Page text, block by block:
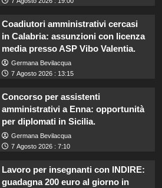
Coadiutori amministrativi cercasi
in Calabria: assunzioni con licenza
media presso ASP Vibo Valentia.
Germana Bevilacqua
7 Agosto 2026 : 13:15
Concorso per assistenti
amministrativi a Enna: opportunità
per diplomati in Sicilia.
Germana Bevilacqua
7 Agosto 2026 : 7:10
Lavoro per insegnanti con INDIRE:
guadagna 200 euro al giorno in